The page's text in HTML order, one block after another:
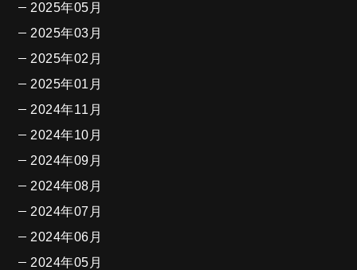
2025年05月
2025年03月
2025年02月
2025年01月
2024年11月
2024年10月
2024年09月
2024年08月
2024年07月
2024年06月
2024年05月